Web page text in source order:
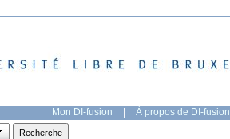
Mon DI-fusion | À propos de DI-fusion